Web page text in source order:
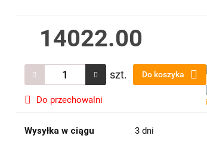
14022.00
szt. Do koszyka
Do przechowalni
Wysyłka w ciągu 3 dni